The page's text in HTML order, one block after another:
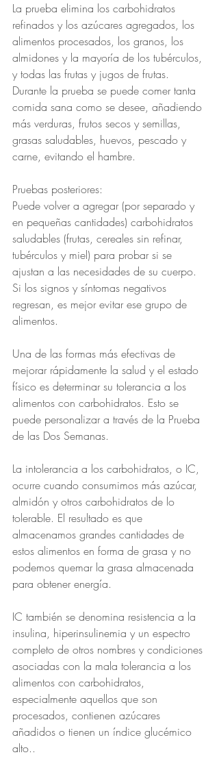
La prueba elimina los carbohidratos
refinados y los azúcares agregados, los
alimentos procesados, los granos, los
almidones y la mayoría de los tubérculos,
y todas las frutas y jugos de frutas.
Durante la prueba se puede comer tanta
comida sana como se desee, añadiendo
más verduras, frutos secos y semillas,
grasas saludables, huevos, pescado y
carne, evitando el hambre.
Pruebas posteriores:
Puede volver a agregar (por separado y
en pequeñas cantidades) carbohidratos
saludables (frutas, cereales sin refinar,
tubérculos y miel) para probar si se
ajustan a las necesidades de su cuerpo.
Si los signos y síntomas negativos
regresan, es mejor evitar ese grupo de
alimentos.
Una de las formas más efectivas de
mejorar rápidamente la salud y el estado
físico es determinar su tolerancia a los
alimentos con carbohidratos. Esto se
puede personalizar a través de la Prueba
de las Dos Semanas.
La intolerancia a los carbohidratos, o IC,
ocurre cuando consumimos más azúcar,
almidón y otros carbohidratos de lo
tolerable. El resultado es que
almacenamos grandes cantidades de
estos alimentos en forma de grasa y no
podemos quemar la grasa almacenada
para obtener energía.
IC también se denomina resistencia a la
insulina, hiperinsulinemia y un espectro
completo de otros nombres y condiciones
asociadas con la mala tolerancia a los
alimentos con carbohidratos,
especialmente aquellos que son
procesados, contienen azúcares
añadidos o tienen un índice glucémico
alto..